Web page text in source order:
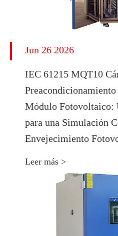
Jun 26 2026
IEC 61215 MQT10
Módulo Fotovoltaico:
para una Simulación
Envejecimiento
Leer más >